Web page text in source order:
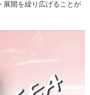
展開を繰り広げることが